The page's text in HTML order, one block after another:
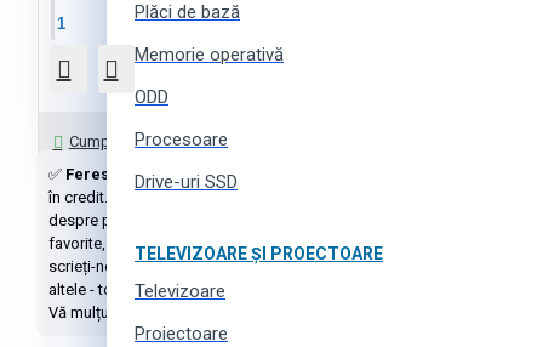
Plăci de bază
Memorie operativă
ODD
Procesoare
Drive-uri SSD
TELEVIZOARE ȘI PROECTOARE
Televizoare
Proiectoare
În Coş
Cumpără cu 1 click
✅ Ferestraie de mânăcu livrare în Moldova la cost avantajos. ⚡
în credit. Excelentă calitate și garanție oficială de la importator. ➤➤➤
despre produs: descriere, caracteristici, poze, furnizorul și recenzii -
favorite, coșul de cumpărături sau cumpărați cu un singur clic. ⭐️
scrieți-ne prin online chat, messengeri sau rețele sociale, folosind
altele - tot asta pentru oaspeții noștri a internet-magazinului
Vă mulțumim pentru cumpărături!